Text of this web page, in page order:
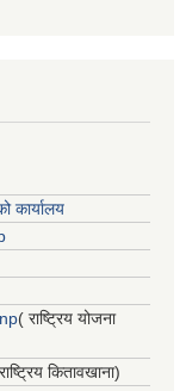
कार्यालय
( राष्ट्रिय योजना
कितावखाना)